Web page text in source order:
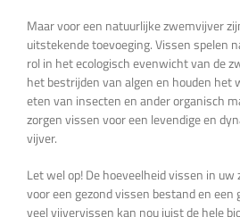
Maar voor een natuurlijke zwemvijver
uitstekende toevoeging. Vissen spelen
rol in het ecologisch evenwicht van de
het bestrijden van algen en houden het
eten van insecten en ander organisch
zorgen vissen voor een levendige en
vijver.
Let wel op! De hoeveelheid vissen in
voor een gezond vissen bestand en
veel vijvervissen kan nou juist de hele